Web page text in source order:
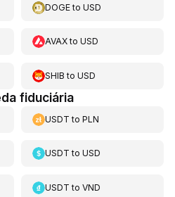
DOGEtoUSD
AVAXtoUSD
SHIB toUSD
fiduciária
USDT toPLN
USDT toUSD
USDT toVND